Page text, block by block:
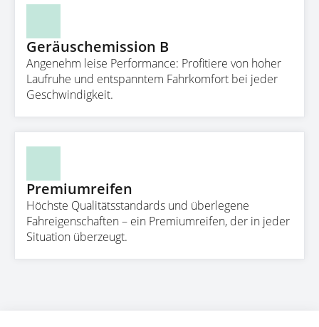
Geräuschemission B
Angenehm leise Performance: Profitiere von hoher
Laufruhe und entspanntem Fahrkomfort bei jeder
Geschwindigkeit.
Premiumreifen
Höchste Qualitätsstandards und überlegene
Fahreigenschaften – ein Premiumreifen, der in jeder
Situation überzeugt.